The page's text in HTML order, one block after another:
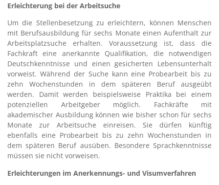
Erleichterung bei der Arbeitsuche
Um die Stellenbesetzung zu erleichtern, können Menschen
mit Berufsausbildung für sechs Monate einen Aufenthalt zur
Arbeitsplatzsuche erhalten. Voraussetzung ist, dass die
Fachkraft eine anerkannte Qualifikation, die notwendigen
Deutschkenntnisse und einen gesicherten Lebensunterhalt
vorweist. Während der Suche kann eine Probearbeit bis zu
zehn Wochenstunden in dem späteren Beruf ausgeübt
werden. Damit werden beispielsweise Praktika bei einem
potenziellen Arbeitgeber möglich. Fachkräfte mit
akademischer Ausbildung können wie bisher schon für sechs
Monate zur Arbeitsuche einreisen. Sie dürfen künftig
ebenfalls eine Probearbeit bis zu zehn Wochenstunden in
dem späteren Beruf ausüben. Besondere Sprachkenntnisse
müssen sie nicht vorweisen.
Erleichterungen im Anerkennungs- und Visumverfahren